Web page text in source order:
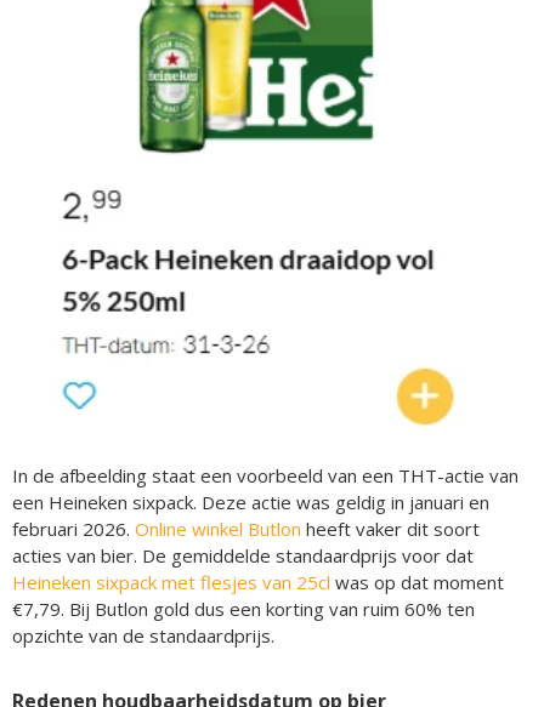
In de afbeelding staat een voorbeeld van een THT-actie van
een Heineken sixpack. Deze actie was geldig in januari en
februari 2026. Online winkel Butlon heeft vaker dit soort
acties van bier. De gemiddelde standaardprijs voor dat
Heineken sixpack met flesjes van 25cl was op dat moment
€7,79. Bij Butlon gold dus een korting van ruim 60% ten
opzichte van de standaardprijs.
Redenen houdbaarheidsdatum op bier